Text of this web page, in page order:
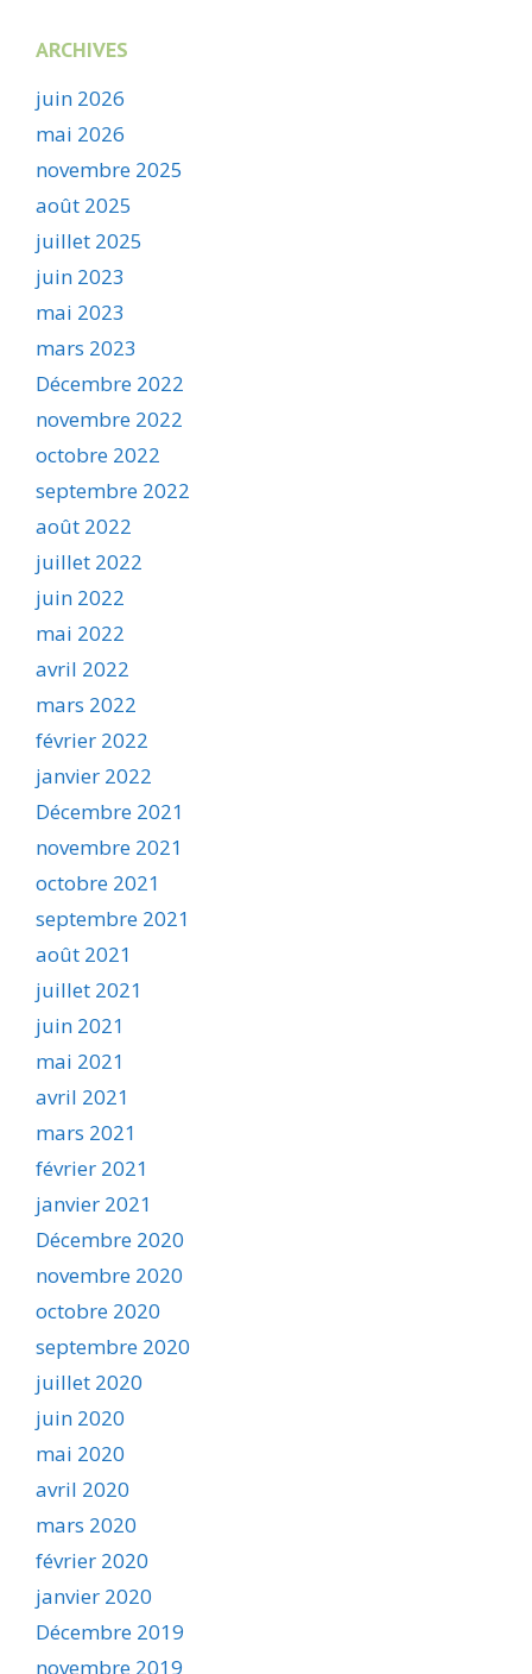
ARCHIVES
juin 2026
mai 2026
novembre 2025
août 2025
juillet 2025
juin 2023
mai 2023
mars 2023
Décembre 2022
novembre 2022
octobre 2022
septembre 2022
août 2022
juillet 2022
juin 2022
mai 2022
avril 2022
mars 2022
février 2022
janvier 2022
Décembre 2021
novembre 2021
octobre 2021
septembre 2021
août 2021
juillet 2021
juin 2021
mai 2021
avril 2021
mars 2021
février 2021
janvier 2021
Décembre 2020
novembre 2020
octobre 2020
septembre 2020
juillet 2020
juin 2020
mai 2020
avril 2020
mars 2020
février 2020
janvier 2020
Décembre 2019
novembre 2019